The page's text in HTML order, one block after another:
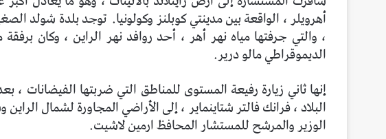
أهرويلر ، الواقعة بين مدينتي كوبلنز وكولونيا.
، والتي جرفتها مياه نهر أهر ، أحد روافد نهر الراين ، وكان
الديموقراطي مالو درير.
إنها ثاني زيارة رفيعة المستوى للمناطق التي ضربتها الفيضانات ،
البلاد ، فرانك فالتر شتاينماير ، إلى الأراضي المجاورة لشمال
الوزير والمرشح للمستشار المحافظ ارمين لاشيت.